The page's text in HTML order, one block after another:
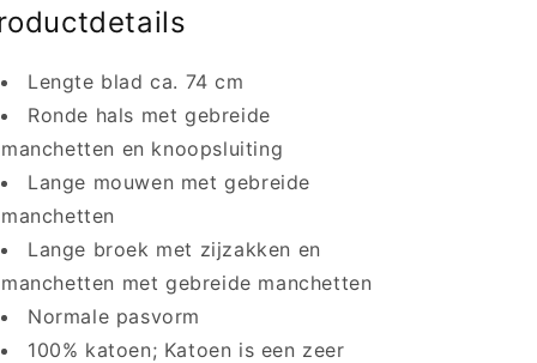
Lengte blad ca. 74 cm
Ronde hals met gebreide
manchetten en knoopsluiting
Lange mouwen met gebreide
manchetten
Lange broek met zijzakken en
manchetten met gebreide manchetten
Normale pasvorm
100% katoen; Katoen is een zeer